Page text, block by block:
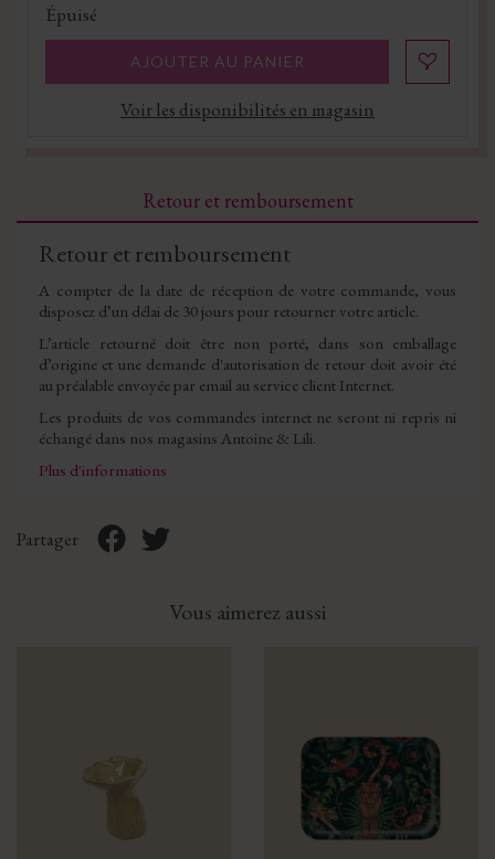
Épuisé
AJOUTER AU PANIER
Voir les disponibilités en magasin
Retour et remboursement
Retour et remboursement
A compter de la date de réception de votre commande, vous
disposez d’un délai de 30 jours pour retourner votre article.
L’article retourné doit être non porté, dans son emballage
d’origine et une demande d'autorisation de retour doit avoir été
au préalable envoyée par email au service client Internet.
Les produits de vos commandes internet ne seront ni repris ni
échangé dans nos magasins Antoine & Lili.
Plus d'informations
Partager
Vous aimerez aussi